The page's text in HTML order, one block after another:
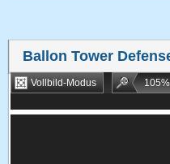
Ballon Tower
Vollbild-Modus 105%